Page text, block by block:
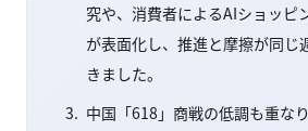
究や、消費者によるAIショッピ
が表面化し、推進と摩擦が同じ
きました。
中国「618」商戦の低調も重な